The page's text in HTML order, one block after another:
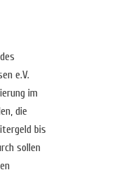
e.V.
im
die
bis
sollen